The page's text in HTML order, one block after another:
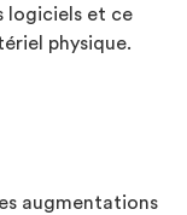
logiciels et ce
physique.
augmentations